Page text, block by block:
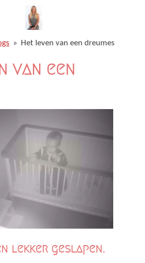
» Het leven van een dreumes
van een
lekker geslapen.